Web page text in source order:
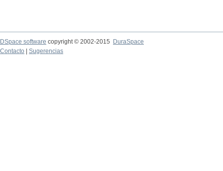
DSpace software copyright © 2002-2015
DuraSpace
Contacto
Sugerencias